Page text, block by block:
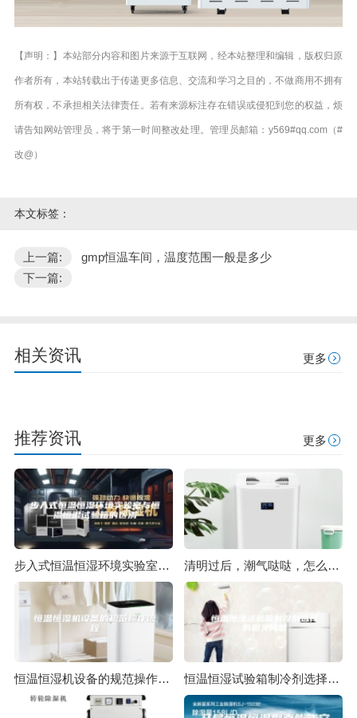
【声明：】本站部分内容和图片来源于互联网，经本站整理和编辑，版权归原
作者所有，本站转载出于传递更多信息、交流和学习之目的，不做商用不拥有
所有权，不承担相关法律责任。若有来源标注存在错误或侵犯到您的权益，烦
请告知网站管理员，将于第一时间整改处理。管理员邮箱：y569#qq.com（#
改@）
本文标签：
上一篇:
gmp恒温车间，温度范围一般是多少
下一篇:
相关资讯 更多
推荐资讯 更多
步入式恒温恒湿环境实验室与恒温恒湿试验箱的区别 清明过后，潮气哒哒，怎么除潮？
恒温恒湿机设备的规范操作流程 恒温恒湿试验箱制冷剂选择的相关问题